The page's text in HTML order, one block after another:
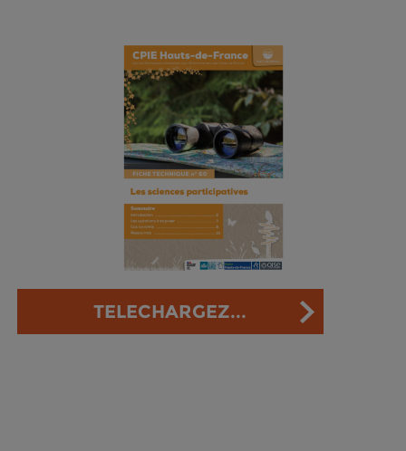
TELECHARGEZ...